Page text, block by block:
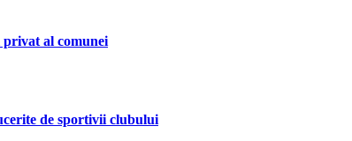
al comunei
de sportivii clubului